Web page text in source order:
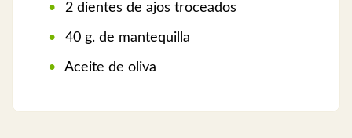
2 dientes de ajos troceados
40 g. de mantequilla
Aceite de oliva